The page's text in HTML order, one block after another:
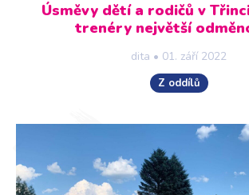
Úsměvy dětí a rodičů v
trenéry největší
dita • 01. září 2022
Z oddílů